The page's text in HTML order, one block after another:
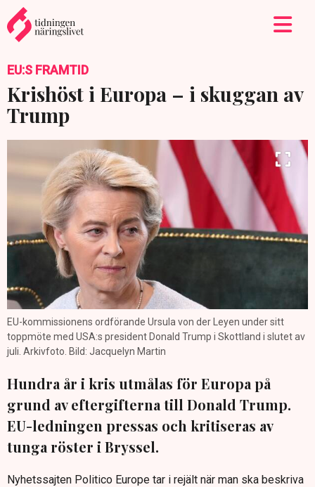
EU:S FRAMTID
Krishöst i Europa – i skuggan av
Trump
EU-kommissionens ordförande Ursula von der Leyen under sitt
toppmöte med USA:s president Donald Trump i Skottland i slutet av
juli. Arkivfoto. Bild: Jacquelyn Martin
Hundra år i kris utmålas för Europa på
grund av eftergifterna till Donald Trump.
EU-ledningen pressas och kritiseras av
tunga röster i Bryssel.
Nyhetssajten Politico Europe tar i rejält när man ska beskriva